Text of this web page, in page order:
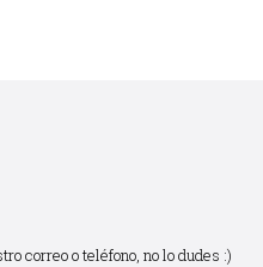
correo o teléfono, no lo dudes :)